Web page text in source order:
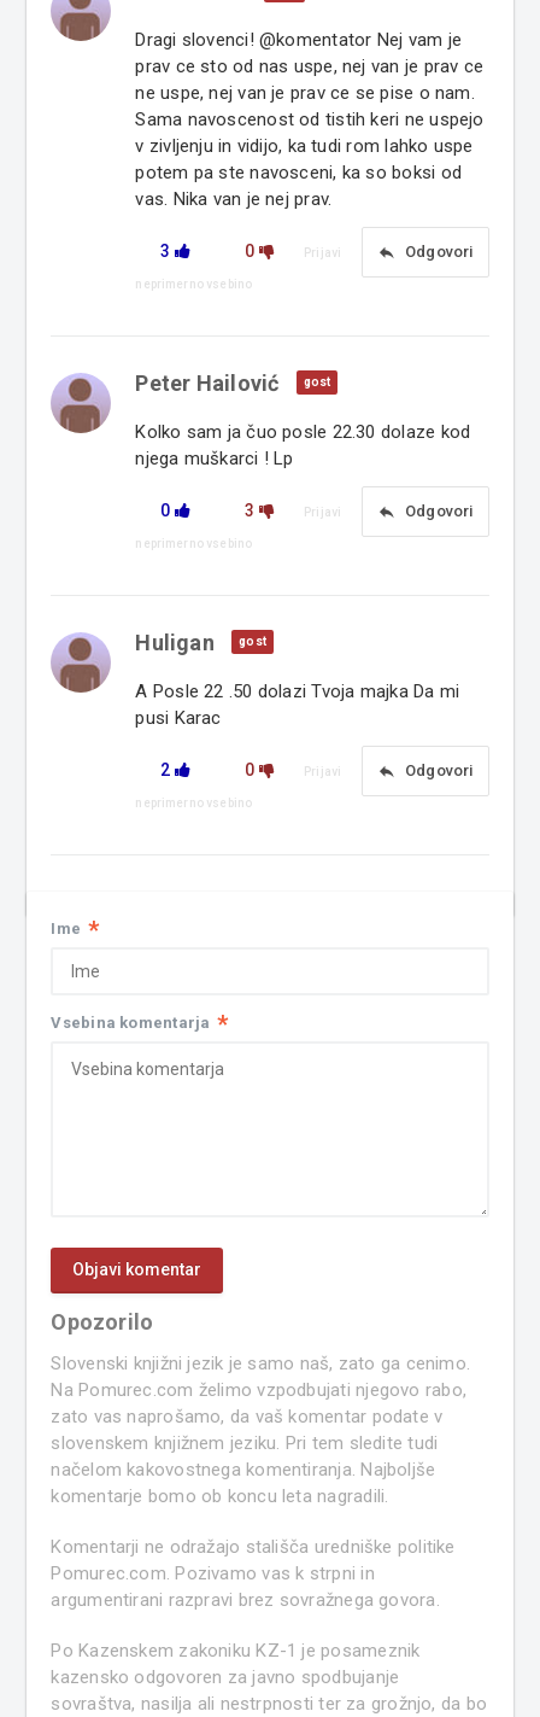
Dragi slovenci! @komentator Nej vam je
prav ce sto od nas uspe, nej van je prav ce
ne uspe, nej van je prav ce se pise o nam.
Sama navoscenost od tistih keri ne uspejo
v zivljenju in vidijo, ka tudi rom lahko uspe
potem pa ste navosceni, ka so boksi od
vas. Nika van je nej prav.
3 0 reply Odgovori
Prijavi
neprimerno vsebino
Peter Hailović gost
Kolko sam ja čuo posle 22.30 dolaze kod
njega muškarci ! Lp
0 3 reply Odgovori
Prijavi
neprimerno vsebino
Huligan gost
A Posle 22 .50 dolazi Tvoja majka Da mi
pusi Karac
2 0 reply Odgovori
Prijavi
neprimerno vsebino
Ime *
Vsebina komentarja *
Opozorilo
Slovenski knjižni jezik je samo naš, zato ga cenimo.
Na Pomurec.com želimo vzpodbujati njegovo rabo,
zato vas naprošamo, da vaš komentar podate v
slovenskem knjižnem jeziku. Pri tem sledite tudi
načelom kakovostnega komentiranja. Najboljše
komentarje bomo ob koncu leta nagradili.
Komentarji ne odražajo stališča uredniške politike
Pomurec.com. Pozivamo vas k strpni in
argumentirani razpravi brez sovražnega govora.
Po Kazenskem zakoniku KZ-1 je posameznik
kazensko odgovoren za javno spodbujanje
sovraštva, nasilja ali nestrpnosti ter za grožnjo, da bo